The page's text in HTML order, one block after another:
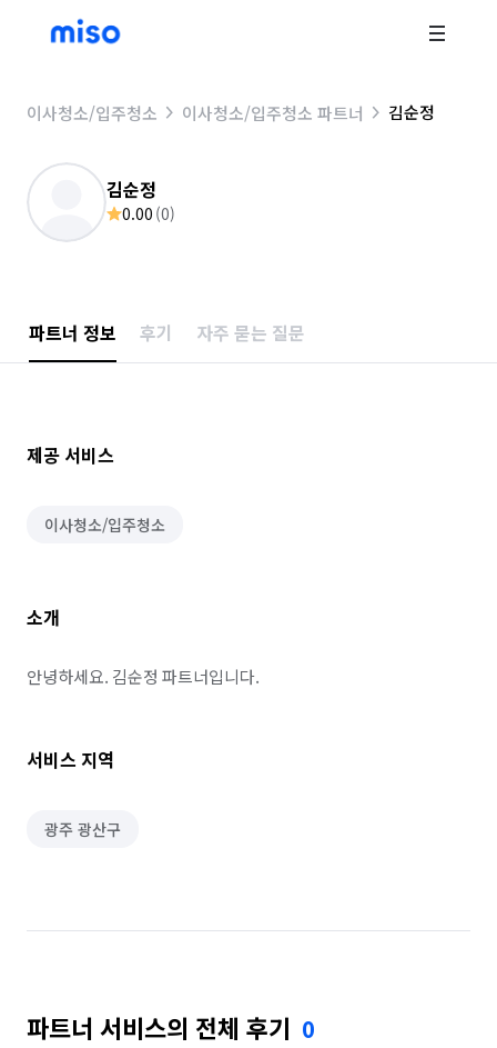
이사청소/입주청소 이사청소/입주청소 파트너 김순정
김순정
0.00 (0)
파트너 정보 후기 자주 묻는 질문
제공 서비스
이사청소/입주청소
소개
안녕하세요. 김순정 파트너입니다.
서비스 지역
광주 광산구
파트너 서비스의 전체 후기 0